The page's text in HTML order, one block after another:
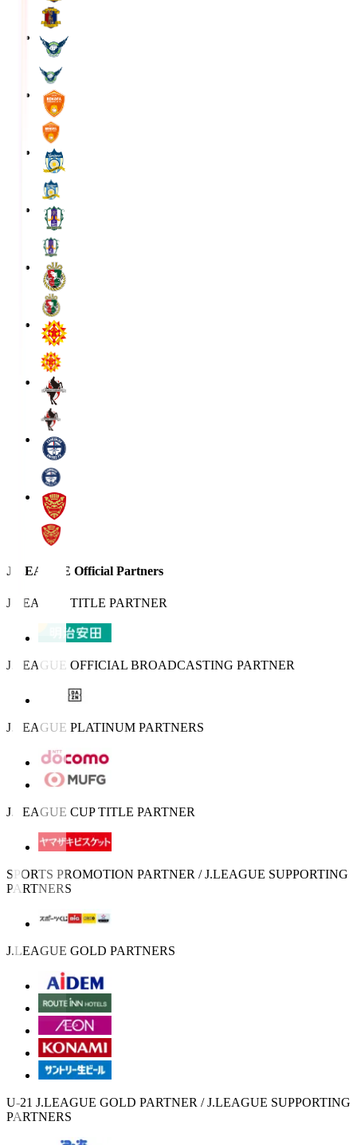
J.LEAGUE Official Partners
J.LEAGUE TITLE PARTNER
J.LEAGUE OFFICIAL BROADCASTING PARTNER
J.LEAGUE PLATINUM PARTNERS
J.LEAGUE CUP TITLE PARTNER
SPORTS PROMOTION PARTNER / J.LEAGUE SUPPORTING
PARTNERS
J.LEAGUE GOLD PARTNERS
U-21 J.LEAGUE GOLD PARTNER / J.LEAGUE SUPPORTING
PARTNERS